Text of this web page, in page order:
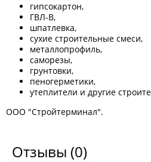
гипсокартон,
ГВЛ-В,
шпатлевка,
сухие строительные смеси,
металлопрофиль,
саморезы,
грунтовки,
пеногерметики,
утеплители и другие
ООО "Стройтерминал".
Отзывы (0)